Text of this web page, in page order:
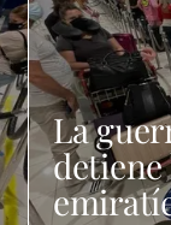
La
detiene